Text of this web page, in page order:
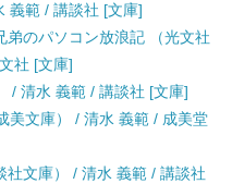
義範 / 講談社 [文庫]
のパソコン放浪記 （光文社
社 [文庫]
/ 清水 義範 / 講談社 [文庫]
美文庫） / 清水 義範 / 成美堂
社文庫） / 清水 義範 / 講談社